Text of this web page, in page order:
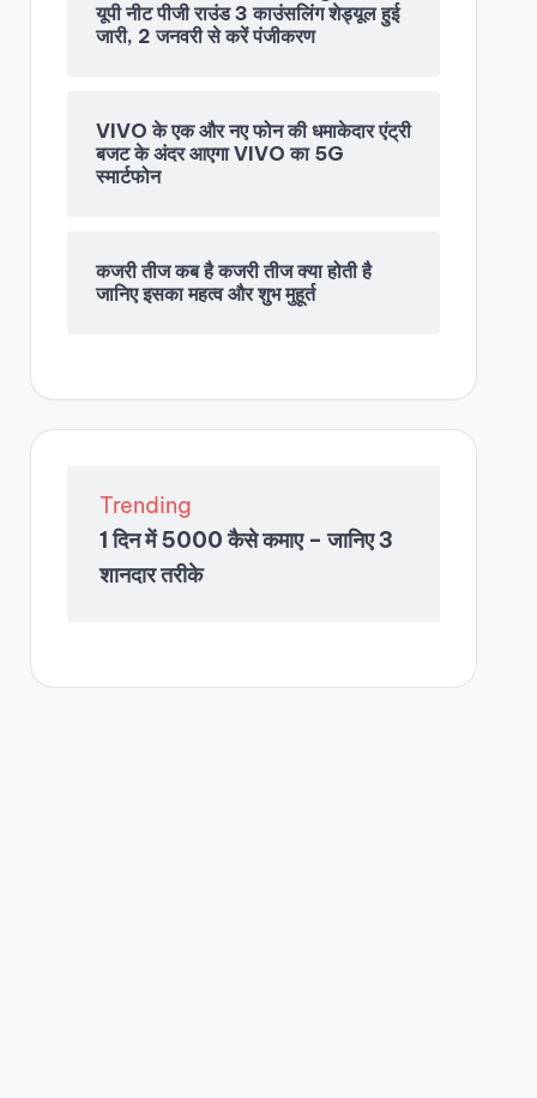
यूपी नीट पीजी राउंड 3 काउंसलिंग शेड्यूल हुई
जारी, 2 जनवरी से करें पंजीकरण
VIVO के एक और नए फोन की धमाकेदार एंट्री
बजट के अंदर आएगा VIVO का 5G
स्मार्टफोन
कजरी तीज कब है कजरी तीज क्या होती है
जानिए इसका महत्व और शुभ मुहूर्त
Trending
1 दिन में 5000 कैसे कमाए – जानिए 3
शानदार तरीके